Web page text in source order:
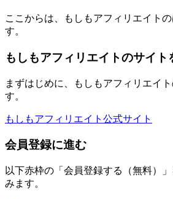
ここからは、もしもアフィリエイト
す。
もしもアフィリエイトのサイト
まずはじめに、もしもアフィリエイ
す。
もしもアフィリエイト公式サイト
会員登録に進む
以下赤枠の「会員登録する（無料）
みます。